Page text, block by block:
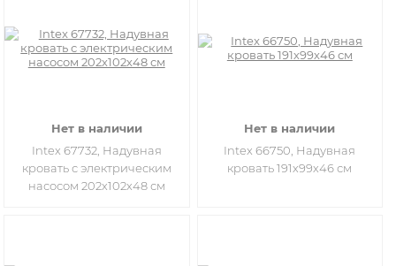
Нет в наличии
Intex 67732, Надувная
кровать с электрическим
насосом 202х102х48 см
Нет в наличии
Intex 66750, Надувная
кровать 191х99х46 см